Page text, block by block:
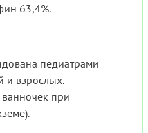
63,4%.
педиатрами
и взрослых.
при